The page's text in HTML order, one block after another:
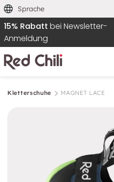
Sprache
15% Rabatt bei Newsletter-
Anmeldung
Kletterschuhe MAGNET LACE